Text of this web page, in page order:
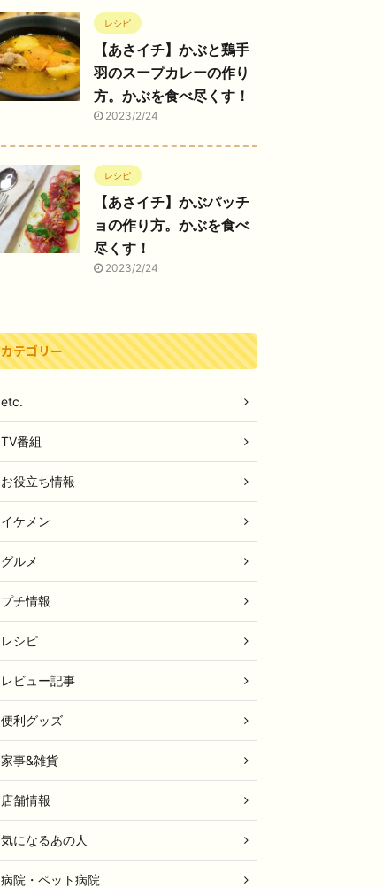
レシピ
【あさイチ】かぶと鶏手
羽のスープカレーの作り
方。かぶを食べ尽くす！
2023/2/24
レシピ
【あさイチ】かぶパッチ
ョの作り方。かぶを食べ
尽くす！
2023/2/24
カテゴリー
etc.
TV番組
お役立ち情報
イケメン
グルメ
プチ情報
レシピ
レビュー記事
便利グッズ
家事&雑貨
店舗情報
気になるあの人
病院・ペット病院